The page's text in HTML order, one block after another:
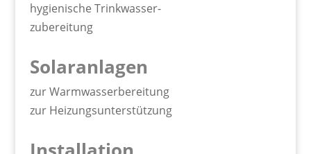
hygienische Trinkwasser-
zubereitung
Solaranlagen
zur Warmwasserbereitung
zur Heizungsunterstützung